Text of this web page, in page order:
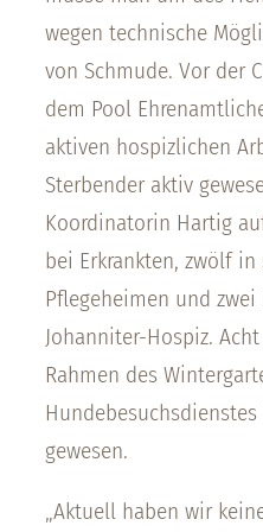
wegen technische
von Schmude. Vor der
dem Pool
aktiven hospizlichen
Sterbender aktiv
Koordinatorin Hartig
bei Erkrankten, zwölf
Pflegeheimen und
Johanniter-Hospiz.
Rahmen des
gewesen.
„Aktuell haben wir